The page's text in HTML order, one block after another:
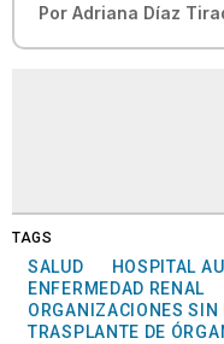
Por Adriana Díaz
TAGS
SALUD
HOSPITAL
ENFERMEDAD RENAL
ORGANIZACIONES SIN
TRASPLANTE DE